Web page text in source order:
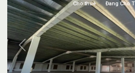
Previous
Cho thuê Đang Cho